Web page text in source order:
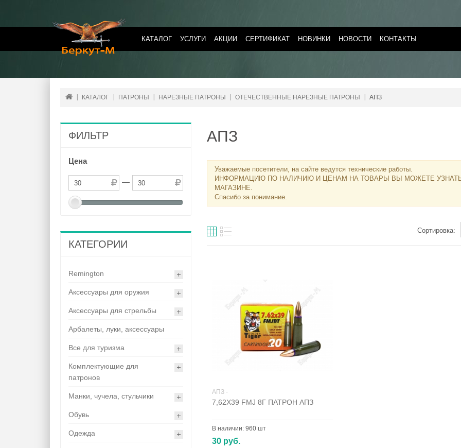
КАТАЛОГ УСЛУГИ АКЦИИ СЕРТИФИКАТ НОВИНКИ НОВОСТИ КОНТАКТЫ
КАТАЛОГ ПАТРОНЫ НАРЕЗНЫЕ ПАТРОНЫ ОТЕЧЕСТВЕННЫЕ НАРЕЗНЫЕ ПАТРОНЫ АПЗ
ФИЛЬТР
Цена
—
КАТЕГОРИИ
Remington
Аксессуары для оружия
Аксессуары для стрельбы
Арбалеты, луки, аксессуары
Все для туризма
Комплектующие для
патронов
Манки, чучела, стульчики
Обувь
Одежда
АПЗ
Уважаемые посетители, на сайте ведутся технические работы.
ИНФОРМАЦИЮ ПО НАЛИЧИЮ И ЦЕНАМ НА ТОВАРЫ ВЫ МОЖЕТЕ
МАГАЗИНЕ.
Спасибо за понимание.
Сортировка:
АПЗ -
7,62Х39 FMJ 8Г ПАТРОН АПЗ
В наличии: 960 шт
30 руб.